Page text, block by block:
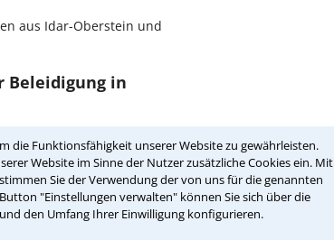
die Funktionsfähigkeit unserer Website zu gewährleisten.
Website im Sinne der Nutzer zusätzliche Cookies ein. Mit
Sie der Verwendung der von uns für die genannten
"Einstellungen verwalten" können Sie sich über die
den Umfang Ihrer Einwilligung konfigurieren.
aus Idar-Oberstein und
Beleidigung in
Beratungstermin